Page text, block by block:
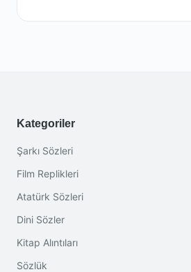
Kategoriler
Şarkı Sözleri
Film Replikleri
Atatürk Sözleri
Dini Sözler
Kitap Alıntıları
Sözlük